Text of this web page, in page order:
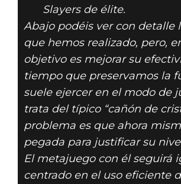
Slayers de élite.
Abajo podéis ver con detalle
que hemos realizado, pero,
objetivo es mejorar su
tiempo que preservamos la
suele ejercer en el modo de
trata del típico “cañón de
problema es que ahora
pegada para justificar su
El metajuego con él seguirá
centrado en el uso eficiente